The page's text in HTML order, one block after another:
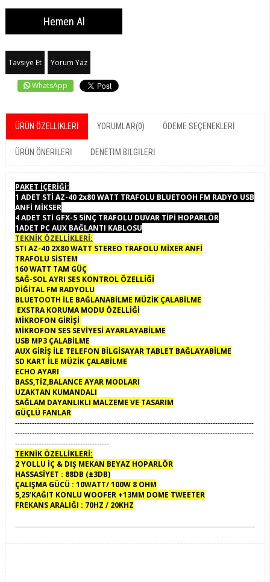
Tavsiye Et Yorum Yaz
WhatsApp
ÜRÜN ÖZELLIKLERI YORUMLAR(0) ÖDEME SEÇENEKLERI
ÜRÜN ÖNERILERI DENETIM BILGILERI
PAKET İÇERİĞİ:
1 ADET STİ AZ-40 2x80 WATT TRAFOLU BLUETOOH FM RADYO USB
ANFİ MİKSER
4 ADET STİ GFX-5 5İNÇ TRAFOLU DUVAR TİPİ HOPARLÖR
1ADET PC AUX BAĞLANTI KABLOSU
TEKNİK ÖZELLİKLERİ:
STI AZ-40 2X80 WATT STEREO TRAFOLU MİXER ANFİ
TRAFOLU SİSTEM
160 WATT TAM GÜÇ
SAĞ-SOL AYRI SES KONTROL ÖZELLİĞİ
DİĞİTAL FM RADYOLU
BLUETOOTH İLE BAĞLANABİLME MÜZİK ÇALABİLME
EXSTRA KORUMA MODU ÖZELLİĞİ
MİKROFON GİRİŞİ
MİKROFON SES SEVİYESİ AYARLAYABİLME
USB MP3 ÇALABİLME
AUX GİRİŞ İLE TELEFON BİLGİSAYAR TABLET BAĞLAYABİLME
SD KART İLE MÜZİK ÇALABİLME
ECHO AYARI
BASS,TİZ,BALANCE AYAR MODLARI
UZAKTAN KUMANDALI
SAĞLAM DAYANLIKLI MALZEME VE TASARIM
GÜÇLÜ FANLAR
---------------------------------------------------------------------------------------------------
---------------------------------------------------------------------------------------------------
---------------------------------------
TEKNİK ÖZELLİKLERİ:
2 YOLLU İÇ & DIŞ MEKAN BEYAZ HOPARLÖR
HASSASİYET : 88DB (±3DB)
ÇALIŞMA GÜCÜ : 10WATT/ 100W 8 OHM
5,25’KAĞIT KONLU WOOFER +13MM DOME TWEETER
FREKANS ARALIĞI : 70HZ / 20KHZ